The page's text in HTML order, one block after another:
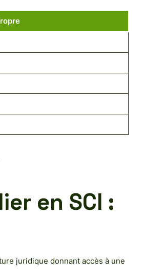
en SCI :
juridique donnant accès à une